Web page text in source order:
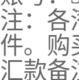
注：各
件。购
汇款备